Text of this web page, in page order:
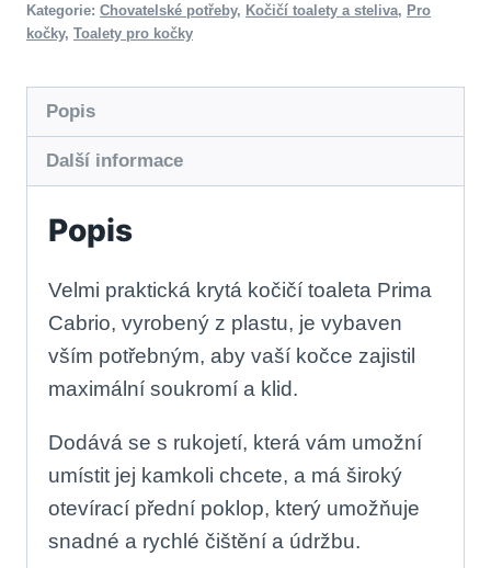
Kategorie: Chovatelské potřeby, Kočičí toalety a steliva, Pro
kočky, Toalety pro kočky
Popis
Další informace
Popis
Velmi praktická krytá kočičí toaleta Prima
Cabrio, vyrobený z plastu, je vybaven
vším potřebným, aby vaší kočce zajistil
maximální soukromí a klid.
Dodává se s rukojetí, která vám umožní
umístit jej kamkoli chcete, a má široký
otevírací přední poklop, který umožňuje
snadné a rychlé čištění a údržbu.